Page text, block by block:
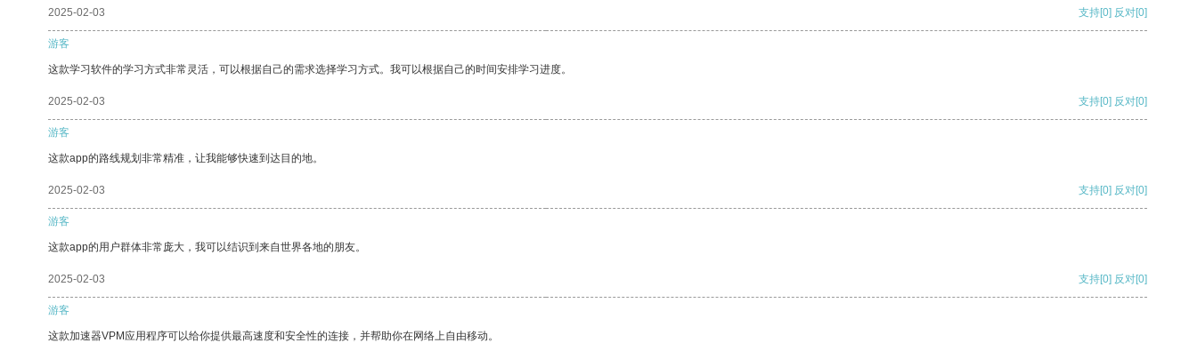
2025-02-03 支持[0] 反对[0]
游客
这款学习软件的学习方式非常灵活，可以根据自己的需求选择学习方式。我可以根据自己的时间安排学习进度。
2025-02-03 支持[0] 反对[0]
游客
这款app的路线规划非常精准，让我能够快速到达目的地。
2025-02-03 支持[0] 反对[0]
游客
这款app的用户群体非常庞大，我可以结识到来自世界各地的朋友。
2025-02-03 支持[0] 反对[0]
游客
这款加速器VPM应用程序可以给你提供最高速度和安全性的连接，并帮助你在网络上自由移动。